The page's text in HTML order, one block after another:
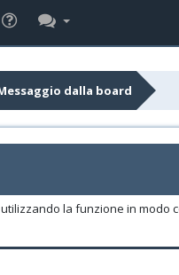
dalla board
la funzione in modo